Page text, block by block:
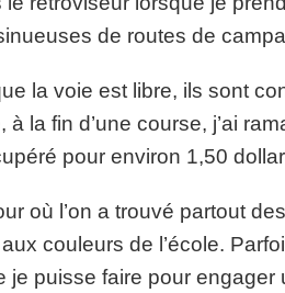
de routes de
la voie est libre, ils sont
à la fin d’une course, j’ai
pour environ 1,50
où l’on a trouvé partout
couleurs de l’école.
je puisse faire pour